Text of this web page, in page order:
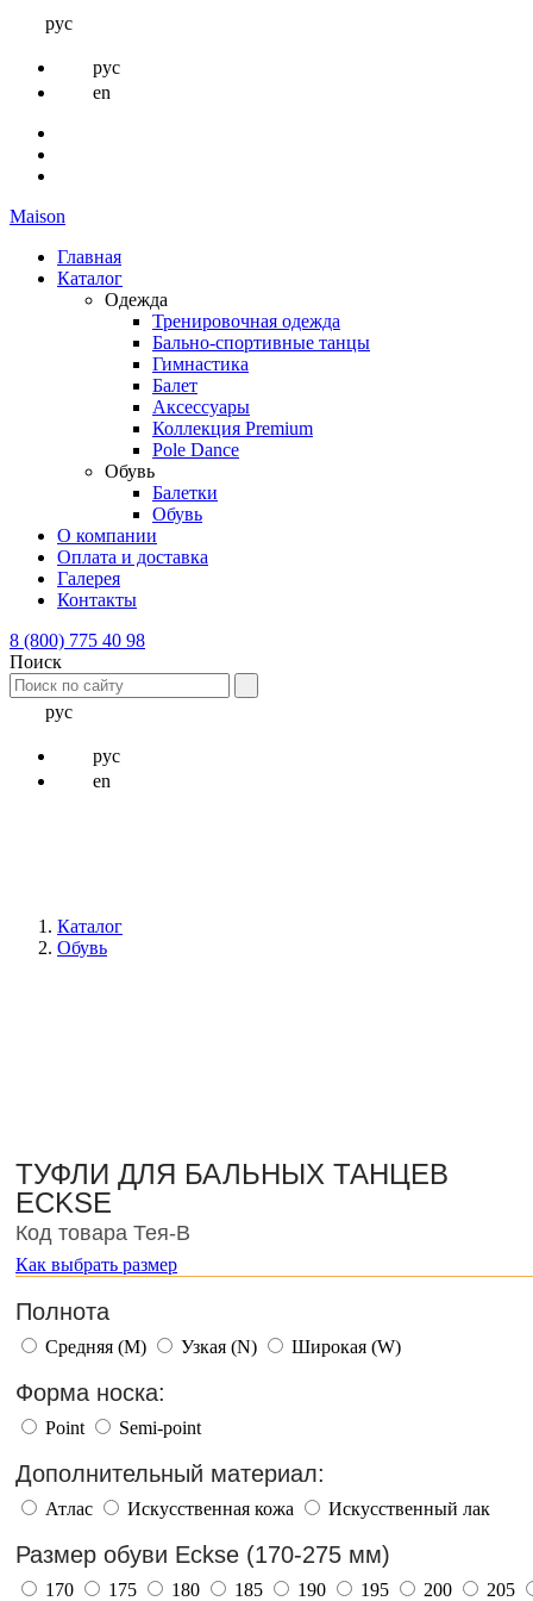
рус
рус
en
Maison
Главная
Каталог
Одежда
Тренировочная одежда
Бально-спортивные танцы
Гимнастика
Балет
Аксессуары
Коллекция Premium
Pole Dance
Обувь
Балетки
Обувь
О компании
Оплата и доставка
Галерея
Контакты
8 (800) 775 40 98
Поиск
рус
рус
en
Каталог
Обувь
ТУФЛИ ДЛЯ БАЛЬНЫХ ТАНЦЕВ
ECKSE
Код товара Тея-В
Как выбрать размер
Полнота
Средняя (M) Узкая (N) Широкая (W)
Форма носка:
Point Semi-point
Дополнительный материал:
Атлас Искусственная кожа Искусственный лак
Размер обуви Eckse (170-275 мм)
170 175 180 185 190 195 200
205